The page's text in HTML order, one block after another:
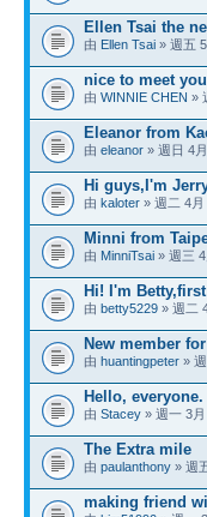
Ellen Tsai the
由 Ellen Tsai » 週五
nice to meet you
由 WINNIE CHEN »
Eleanor from
由 eleanor » 週日 4
Hi guys,I'm
由 kaloter » 週二 4
Minni from
由 MinniTsai » 週三
Hi! I'm
由 betty5229 » 週二
New member
由 huantingpeter »
Hello, everyone.
由 Stacey » 週一 3
The Extra mile
由 paulanthony » 週
making friend